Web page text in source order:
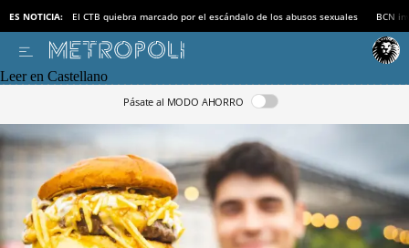
ES NOTICIA: El CTB quiebra marcado por el escándalo de los abusos sexuales BCN
Leer en Castellano
Pásate al MODO AHORRO